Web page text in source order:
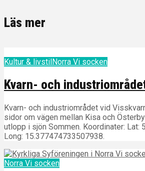
Läs mer
Kultur & livstilNorra Vi socken
Kvarn- och
Kvarn- och industriområdet vid
sidor om vägen mellan Kisa och
utlopp i sjön Sommen. Koordinater: Lat:
Long: 15.377474733507938.
Norra Vi socken